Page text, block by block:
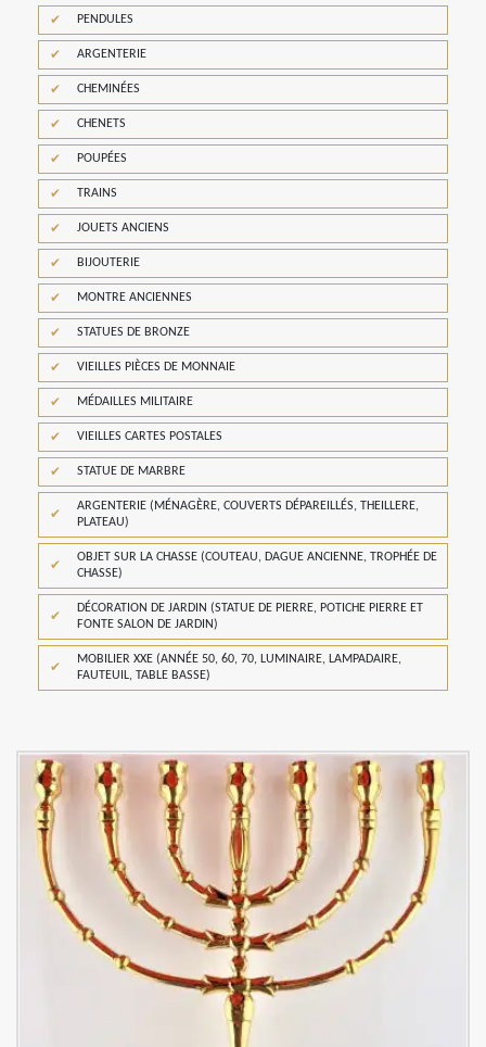
PENDULES
ARGENTERIE
CHEMINÉES
CHENETS
POUPÉES
TRAINS
JOUETS ANCIENS
BIJOUTERIE
MONTRE ANCIENNES
STATUES DE BRONZE
VIEILLES PIÈCES DE MONNAIE
MÉDAILLES MILITAIRE
VIEILLES CARTES POSTALES
STATUE DE MARBRE
ARGENTERIE (MÉNAGÈRE, COUVERTS DÉPAREILLÉS, THEILLERE,
PLATEAU)
OBJET SUR LA CHASSE (COUTEAU, DAGUE ANCIENNE, TROPHÉE DE
CHASSE)
DÉCORATION DE JARDIN (STATUE DE PIERRE, POTICHE PIERRE ET
FONTE SALON DE JARDIN)
MOBILIER XXE (ANNÉE 50, 60, 70, LUMINAIRE, LAMPADAIRE,
FAUTEUIL, TABLE BASSE)